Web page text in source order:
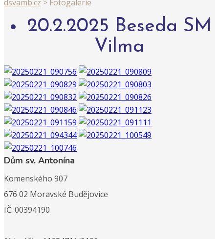
dsvamb.cz > Fotogalerie
20.2.2025 Beseda SM
Vilma
Dům sv. Antonína
Komenského 907
676 02 Moravské Budějovice
IČ: 00394190